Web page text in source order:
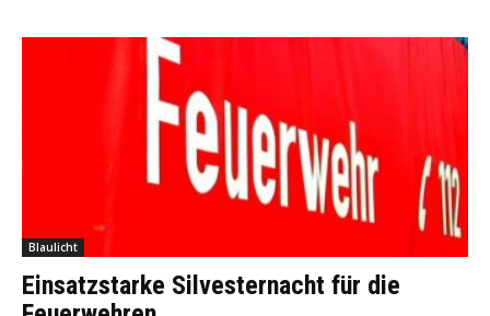
Blaulicht
Einsatzstarke Silvesternacht für die